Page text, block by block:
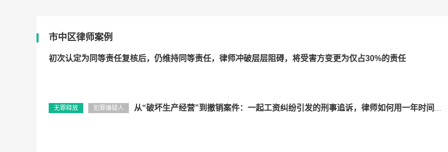
市中区律师案例
初次认定为同等责任复核后，仍维持同等责任，律师冲破层层阻碍，将受害方变更为仅占30%的责任
无罪释放 犯罪嫌疑人 ​从“破坏生产经营”到撤销案件：一起工资纠纷引发的刑事追诉，律师如何用一年时间还当事人清白？